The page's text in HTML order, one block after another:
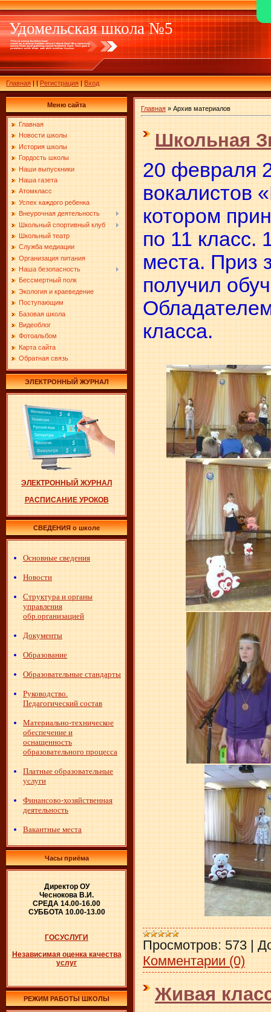
Удомельская школа №5
Главная||Регистрация|Вход
Меню сайта
Главная
Новости школы
История школы
Гордость школы
Наши выпускники
Наша газета
Атомкласс
Успех каждого ребенка
Внеурочная деятельность
Школьный спортивный клуб
Школьный театр
Служба медиации
Организация питания
Наша безопасность
Бессмертный полк
Экология и краеведение
Поступающим
Базовая школа
Видеоблог
Фотоальбом
Карта сайта
Обратная связь
ЭЛЕКТРОННЫЙ ЖУРНАЛ
ЭЛЕКТРОННЫЙ ЖУРНАЛ
РАСПИСАНИЕ УРОКОВ
СВЕДЕНИЯ о школе
Основные сведения
Новости
Структура и органы
управления
обр.организацией
Документы
Образование
Образовательные стандарты
Руководство.
Педагогический состав
Материально-техническое
обеспечение и
оснащенность
образовательного процесса
Платные образовательные
услуги
Финансово-хозяйственная
деятельность
Вакантные места
Часы приёма
Директор ОУ
Чеснокова В.И.
СРЕДА 14.00-16.00
СУББОТА 10.00-13.00
ГОСУСЛУГИ
Независимая оценка качества
услуг
РЕЖИМ РАБОТЫ ШКОЛЫ
Главная » Архив материалов
Школьная
20 февраля
вокалистов
котором
по 11 класс.
места. Приз
получил
класса.
Просмотров: 573 |
Комментарии (0)
Живая